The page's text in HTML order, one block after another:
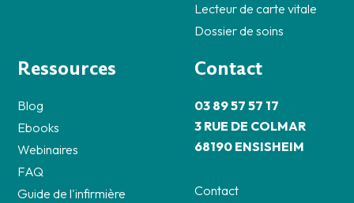
Lecteur de carte vitale
Dossier de soins
Ressources
Blog
Ebooks
Webinaires
FAQ
Guide de l'infirmière
Contact
03 89 57 57 17
3 RUE DE COLMAR
68190 ENSISHEIM
Contact